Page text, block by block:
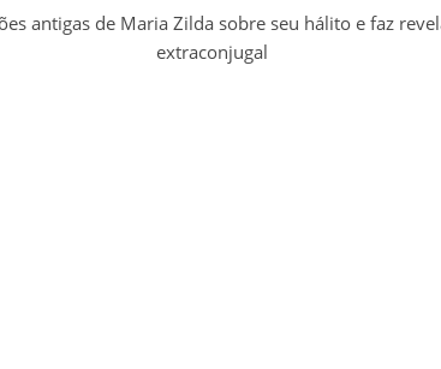
antigas de Maria Zilda sobre seu hálito e faz
extraconjugal